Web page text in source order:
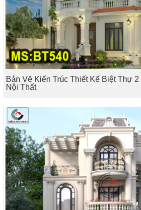
Bản Vẽ Kiến Trúc Thiết Kế Biệt Thự
Nội Thất